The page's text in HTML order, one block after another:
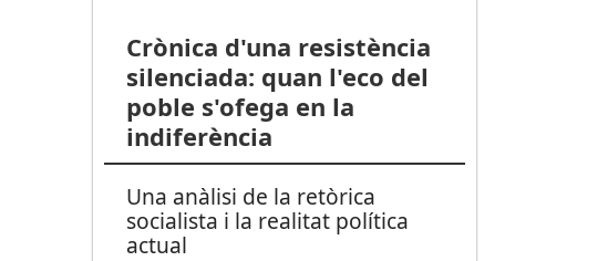
Crònica d'una resistència
silenciada: quan l'eco del
poble s'ofega en la
indiferència
Una anàlisi de la retòrica
socialista i la realitat política
actual